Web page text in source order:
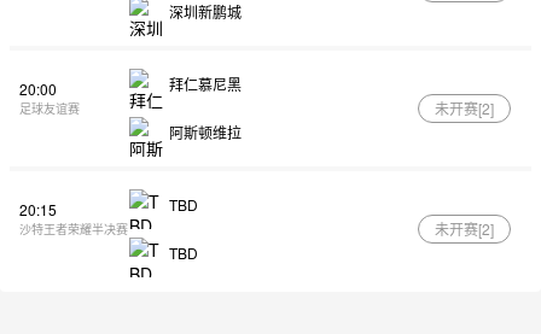
深圳新鹏城
20:00
足球友谊赛
拜仁慕尼黑
阿斯顿维拉
未开赛[2]
20:15
沙特王者荣耀半决赛
TBD
TBD
未开赛[2]